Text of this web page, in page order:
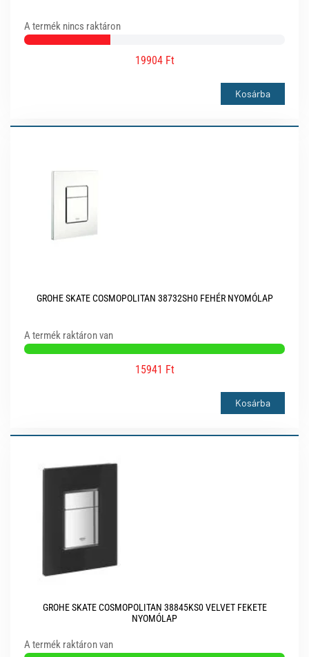
A termék nincs raktáron
19904 Ft
Kosárba
GROHE SKATE COSMOPOLITAN 38732SH0 FEHÉR NYOMÓLAP
A termék raktáron van
15941 Ft
Kosárba
GROHE SKATE COSMOPOLITAN 38845KS0 VELVET FEKETE
NYOMÓLAP
A termék raktáron van